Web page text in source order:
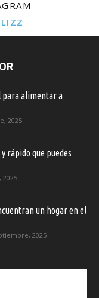
para alimentar a
2025
rápido que puedes
2025
un hogar en el
2025